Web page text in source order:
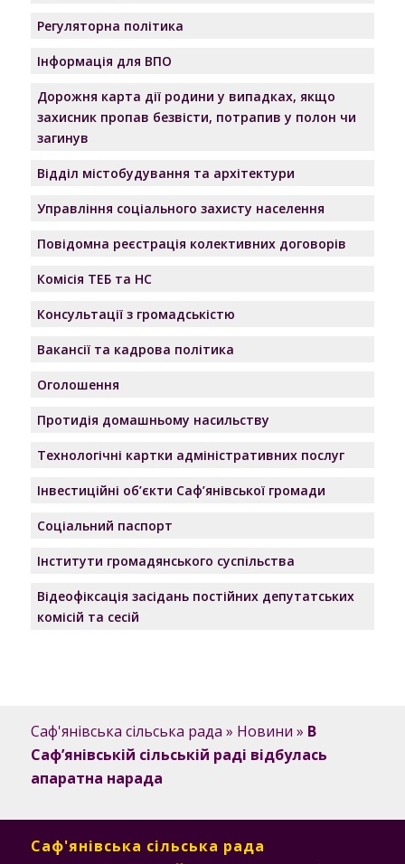
Регуляторна політика
Інформація для ВПО
Дорожня карта дії родини у випадках, якщо
захисник пропав безвісти, потрапив у полон чи
загинув
Відділ містобудування та архітектури
Управління соціального захисту населення
Повідомна реєстрація колективних договорів
Комісія ТЕБ та НС
Консультації з громадськістю
Вакансії та кадрова політика
Оголошення
Протидія домашньому насильству
Технологічні картки адміністративних послуг
Інвестиційні об’єкти Саф’янівської громади
Соціальний паспорт
Інститути громадянського суспільства
Відеофіксація засідань постійних депутатських
комісій та сесій
Саф'янівська сільська рада » Новини » В
Саф’янівській сільській раді відбулась
апаратна нарада
Саф'янівська сільська рада